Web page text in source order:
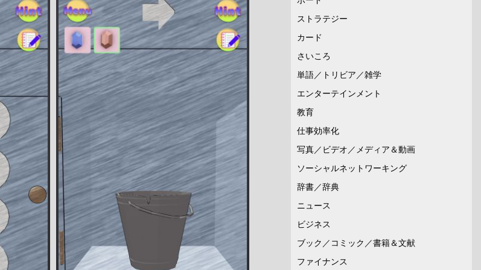
ストラテジー
カード
さいころ
単語／トリビア／雑学
エンターテインメント
教育
仕事効率化
写真／ビデオ／メディア＆動画
ソーシャルネットワーキング
辞書／辞典
ニュース
ビジネス
ブック／コミック／書籍＆文献
ファイナンス